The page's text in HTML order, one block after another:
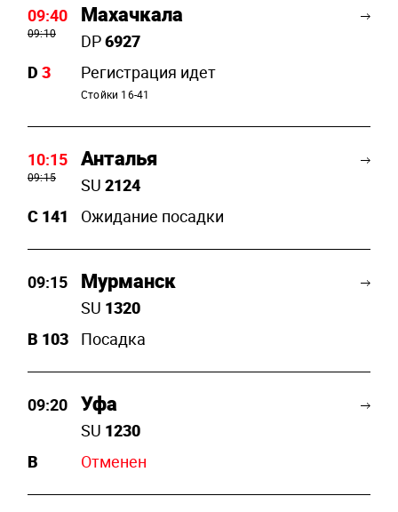
09:40
09:10
Махачкала
DP6927
D 3 Регистрация идет
Стойки 16-41
10:15
09:15
Анталья
SU 2124
C 141 Ожидание посадки
09:15 Мурманск
SU 1320
B 103 Посадка
09:20 Уфа
SU 1230
B
Отменен